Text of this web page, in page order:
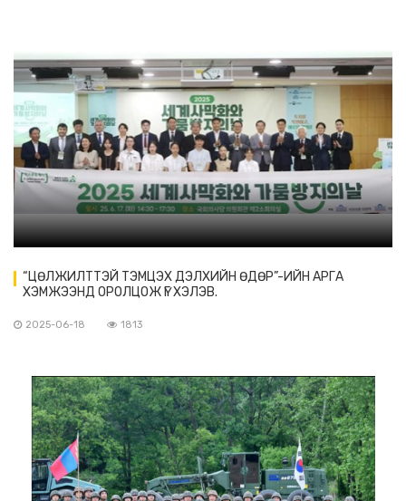
“ЦӨЛЖИЛТТЭЙ ТЭМЦЭХ ДЭЛХИЙН ӨДӨР”-ИЙН АРГА
ХЭМЖЭЭНД ОРОЛЦОЖ ҮГ ХЭЛЭВ.
2025-06-18 1813